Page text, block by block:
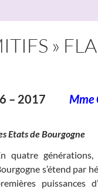
»
– 2017 Mme
Etats de Bourgogne
quatre
s’étend par
puissances